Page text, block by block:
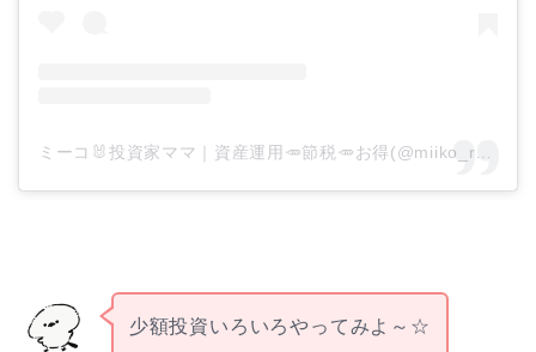
ミーコ🐰投資家ママ｜資産運用🥕節税🥕お得(@miiko_rabbit)がシェアした投稿
少額投資いろいろやってみよ～☆